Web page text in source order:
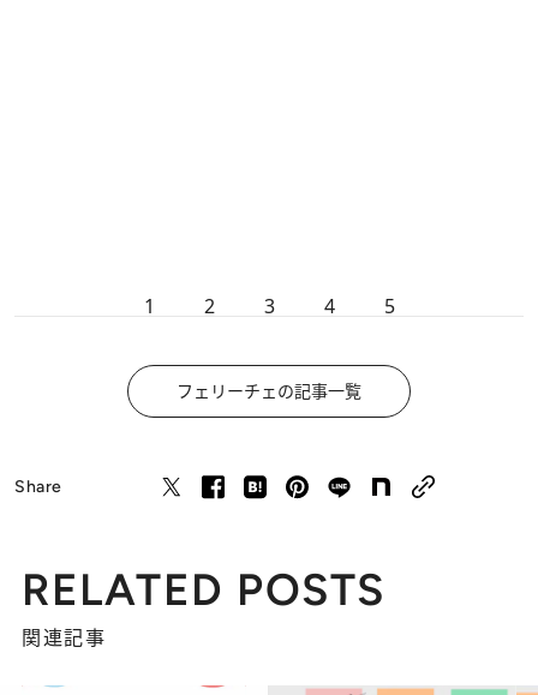
1 2 3 4 5
フェリーチェの記事一覧
Share
RELATED POSTS
関連記事